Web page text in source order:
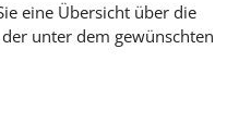
eine Übersicht über die
unter dem gewünschten